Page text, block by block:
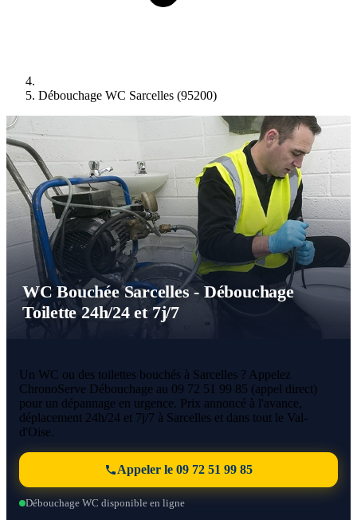
Débouchage WC Sarcelles (95200)
WC Bouchée Sarcelles - Débouchage
Toilette 24h/24 et 7j/7
Un WC ou des toilettes bouchés à Sarcelles ? Appelez
ChronoServe Débouchage au 09 72 51 99 85 (appel direct)
pour un dépannage en urgence. Prix annoncé à l'avance,
déplacement 24h/24 et 7j/7 à Sarcelles et dans tout le Val-
d'Oise.
Appeler le 09 72 51 99 85
Débouchage WC disponible en ligne